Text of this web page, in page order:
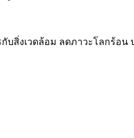
กับสิ่งเวดล้อม ลดภาวะโลกร้อ